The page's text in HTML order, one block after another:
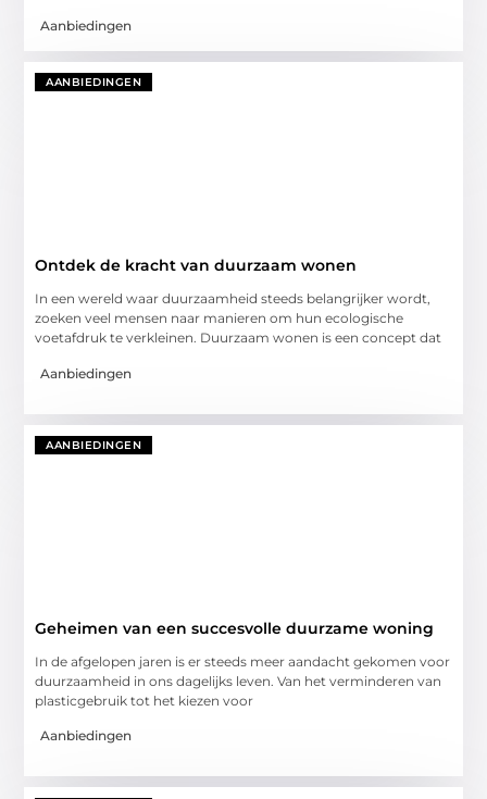
Aanbiedingen
AANBIEDINGEN
Ontdek de kracht van duurzaam wonen
In een wereld waar duurzaamheid steeds belangrijker wordt,
zoeken veel mensen naar manieren om hun ecologische
voetafdruk te verkleinen. Duurzaam wonen is een concept dat
Aanbiedingen
AANBIEDINGEN
Geheimen van een succesvolle duurzame woning
In de afgelopen jaren is er steeds meer aandacht gekomen voor
duurzaamheid in ons dagelijks leven. Van het verminderen van
plasticgebruik tot het kiezen voor
Aanbiedingen